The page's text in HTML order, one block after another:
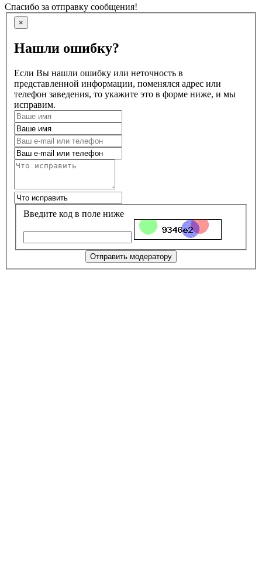
Спасибо за отправку сообщения!
×
Нашли ошибку?
Если Вы нашли ошибку или неточность в
представленной информации, поменялся адрес или
телефон заведения, то укажите это в форме ниже, и мы
исправим.
Введите код в поле ниже
Отправить модератору